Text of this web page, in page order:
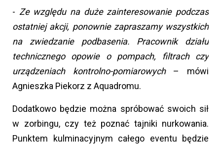
- Ze względu na duże zainteresowanie podczas
ostatniej akcji, ponownie zapraszamy wszystkich
na zwiedzanie podbasenia. Pracownik działu
technicznego opowie o pompach, filtrach czy
urządzeniach kontrolno-pomiarowych – mówi
Agnieszka Piekorz z Aquadromu.
Dodatkowo będzie można spróbować swoich sił
w zorbingu, czy też poznać tajniki nurkowania.
Punktem kulminacyjnym całego eventu będzie